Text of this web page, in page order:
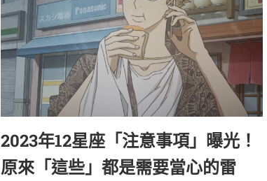
2023年12星座「注意事項」曝光！
原來「這些」都是需要當心的雷